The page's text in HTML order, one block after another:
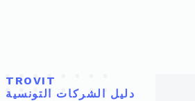
TROVIT
دليل الشركات التونسية